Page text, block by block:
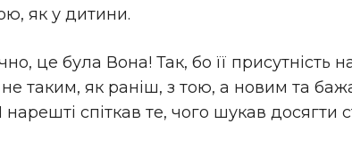
як у дитини.
це була Вона! Так, бо її
таким, як раніш, з тою, а новим та
нарешті спіткав те, чого шукав досягти